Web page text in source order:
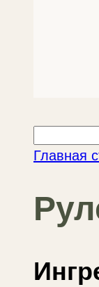
Главная